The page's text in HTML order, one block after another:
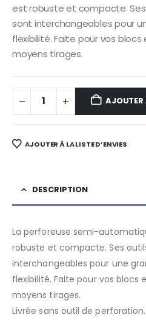
est robuste et compacte.
sont interchangeables pour
flexibilité. Faite pour vos
moyens tirages.
AJOUTER
AJOUTER À LA LISTE D’ENVIES
DESCRIPTION
La perforeuse semi-
robuste et compacte. Ses
interchangeables pour une
flexibilité. Faite pour vos blocs
moyens tirages.
Livrée sans outil de perforation.